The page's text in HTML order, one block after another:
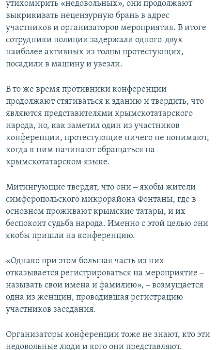
утихомирить «недовольных», они продолжают
выкрикивать нецензурную брань в адрес
участников и организаторов мероприятия. В итоге
сотрудники полиции задержали одного-двух
наиболее активных из толпы протестующих,
посадили в машину и увезли.
В то же время противники конференции
продолжают стягиваться к зданию и твердить, что
являются представителями крымскотатарского
народа, но, как заметил один из участников
конференции, протестующие ничего не понимают,
когда к ним начинают обращаться на
крымскотатарском языке.
Митингующие твердят, что они – якобы жители
симферопольского микрорайона Фонтаны, где в
основном проживают крымские татары, и их
беспокоит судьба народа. Именно с этой целью они
якобы пришли на конференцию.
«Однако при этом большая часть из них
отказывается регистрироваться на мероприятие –
называть свои имена и фамилию», – возмущается
одна из женщин, проводившая регистрацию
участников заседания.
Организаторы конференции тоже не знают, кто эти
недовольные люди и кого они представляют.